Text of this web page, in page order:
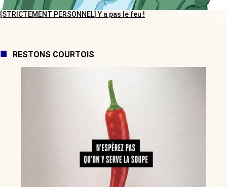
[STRICTEMENT PERSONNEL] Y a pas le feu !
RESTONS COURTOIS